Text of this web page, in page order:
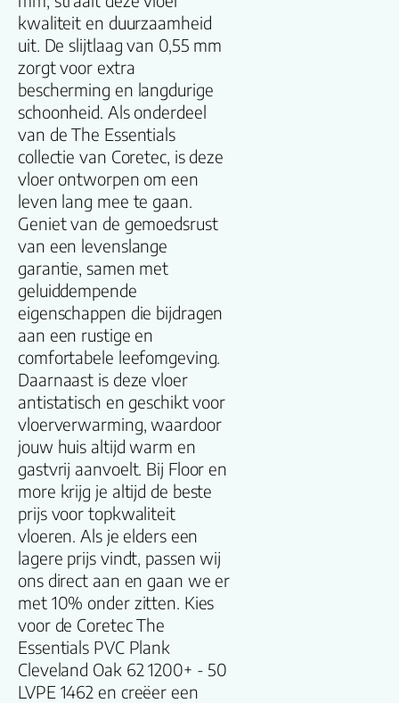
kwaliteit en duurzaamheid
uit. De slijtlaag van 0,55 mm
zorgt voor extra
bescherming en langdurige
schoonheid. Als onderdeel
van de The Essentials
collectie van Coretec, is deze
vloer ontworpen om een
leven lang mee te gaan.
Geniet van de gemoedsrust
van een levenslange
garantie, samen met
geluiddempende
eigenschappen die bijdragen
aan een rustige en
comfortabele leefomgeving.
Daarnaast is deze vloer
antistatisch en geschikt voor
vloerverwarming, waardoor
jouw huis altijd warm en
gastvrij aanvoelt. Bij Floor en
more krijg je altijd de beste
prijs voor topkwaliteit
vloeren. Als je elders een
lagere prijs vindt, passen wij
ons direct aan en gaan we er
met 10% onder zitten. Kies
voor de Coretec The
Essentials PVC Plank
Cleveland Oak 62 1200+ - 50
LVPE 1462 en creëer een